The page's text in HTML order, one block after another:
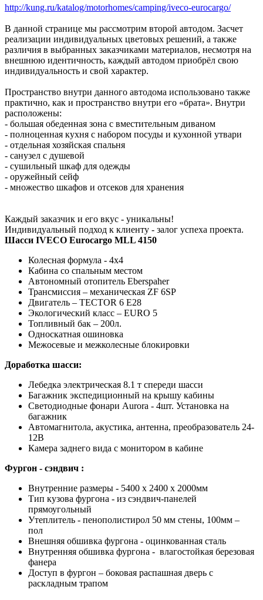
http://kung.ru/katalog/motorhomes/camping/iveco-eurocargo/
В данной странице мы рассмотрим второй автодом. Засчет
реализации индивидуальных цветовых решений, а также
различия в выбранных заказчиками материалов, несмотря на
внешнюю идентичность, каждый автодом приобрёл свою
индивидуальность и свой характер.
Пространство внутри данного автодома использовано также
практично, как и пространство внутри его «брата». Внутри
расположены:
- большая обеденная зона с вместительным диваном
- полноценная кухня с набором посуды и кухонной утвари
- отдельная хозяйская спальня
- санузел с душевой
- сушильный шкаф для одежды
- оружейный сейф
- множество шкафов и отсеков для хранения
Каждый заказчик и его вкус - уникальны!
Индивидуальный подход к клиенту - залог успеха проекта.
Шасси IVECO Eurocargo MLL 4150
Колесная формула - 4х4
Кабина со спальным местом
Автономный отопитель Eberspaher
Трансмиссия – механическая ZF 6SP
Двигатель – TECTOR 6 E28
Экологический класс – EURO 5
Топливный бак – 200л.
Односкатная ошиновка
Межосевые и межколесные блокировки
Доработка шасси:
Лебедка электрическая 8.1 т спереди шасси
Багажник экспедиционный на крышу кабины
Светодиодные фонари Aurora - 4шт. Установка на
багажник
Автомагнитола, акустика, антенна, преобразователь 24-
12В
Камера заднего вида с монитором в кабине
Фургон - сэндвич :
Внутренние размеры - 5400 х 2400 х 2000мм
Тип кузова фургона - из сэндвич-панелей
прямоугольный
Утеплитель - пенополистирол 50 мм стены, 100мм –
пол
Внешняя обшивка фургона - оцинкованная сталь
Внутренняя обшивка фургона - влагостойкая березовая
фанера
Доступ в фургон – боковая распашная дверь с
раскладным трапом